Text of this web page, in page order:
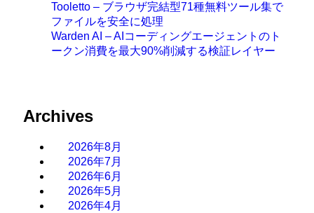
Tooletto – ブラウザ完結型71種無料ツール集で
ファイルを安全に処理
Warden AI – AIコーディングエージェントのト
ークン消費を最大90%削減する検証レイヤー
Archives
2026年8月
2026年7月
2026年6月
2026年5月
2026年4月